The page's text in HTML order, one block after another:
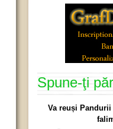
Spune-ţi
Va reuși